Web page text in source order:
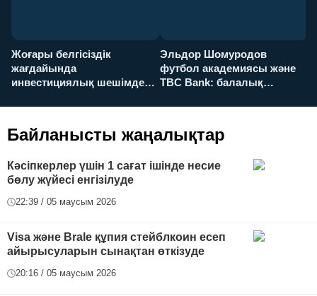
Жоғары белгісіздік
жағдайында
инвестициялық шешімдер
Эльдор Шомуродов
футбол академиясы және
TBC Bank: балалық
Байланысты жаңалықтар
Кәсіпкерлер үшін 1 сағат ішінде несие
бөлу жүйесі енгізілуде
22:39 / 05 маусым 2026
Visa және Brale құпия стейблкоин есеп
айырысуларын сынақтан өткізуде
20:16 / 05 маусым 2026